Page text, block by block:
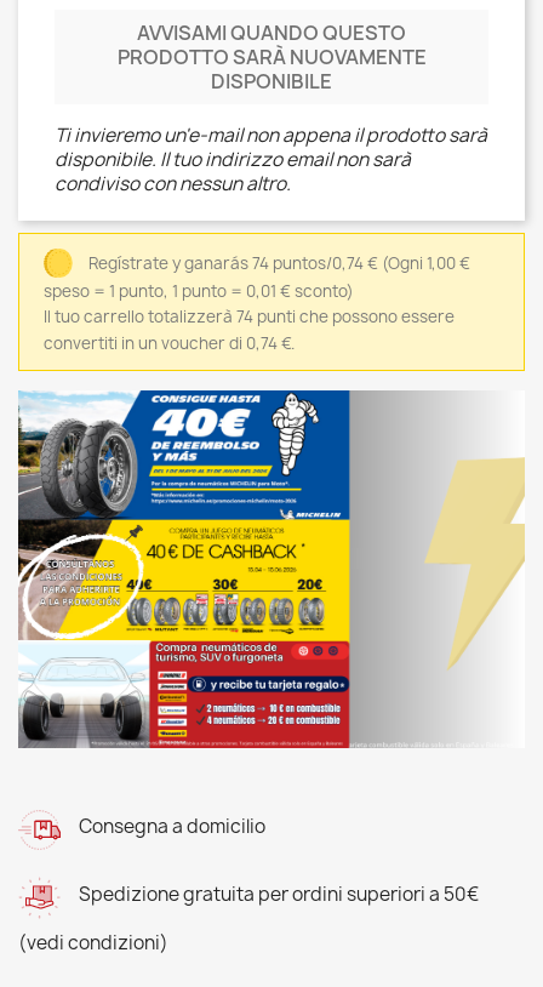
AVVISAMI QUANDO QUESTO
PRODOTTO SARÀ NUOVAMENTE
DISPONIBILE
Ti invieremo un'e-mail non appena il prodotto sarà
disponibile. Il tuo indirizzo email non sarà
condiviso con nessun altro.
Regístrate y ganarás 74 puntos/0,74 € (Ogni 1,00 €
speso = 1 punto, 1 punto = 0,01 € sconto)
Il tuo carrello totalizzerà 74 punti che possono essere
convertiti in un voucher di 0,74 €.
Consegna a domicilio
Spedizione gratuita per ordini superiori a 50€
(vedi condizioni)